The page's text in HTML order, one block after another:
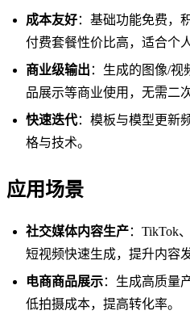
成本友好：基础功能免费，
付费套餐性价比高，适合个
商业级输出 ：生成的图像/视
品展示等商业使用，无需二
快速迭代：模板与模型更新
格与技术。
应用场景
社交媒体内容生产：TikTok
短视频快速生成，提升内容
电商商品展示：生成高质量
低拍摄成本，提高转化率。